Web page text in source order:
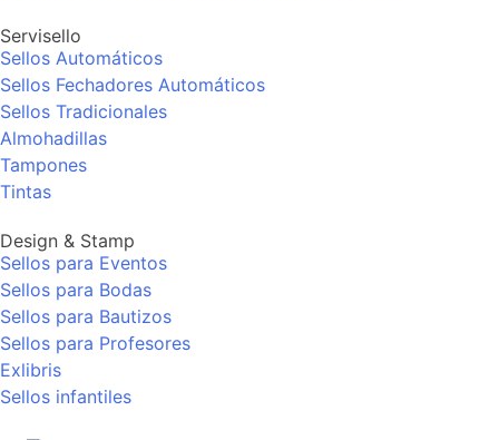
Servisello
Sellos Automáticos
Sellos Fechadores Automáticos
Sellos Tradicionales
Almohadillas
Tampones
Tintas
Design & Stamp
Sellos para Eventos
Sellos para Bodas
Sellos para Bautizos
Sellos para Profesores
Exlibris
Sellos infantiles